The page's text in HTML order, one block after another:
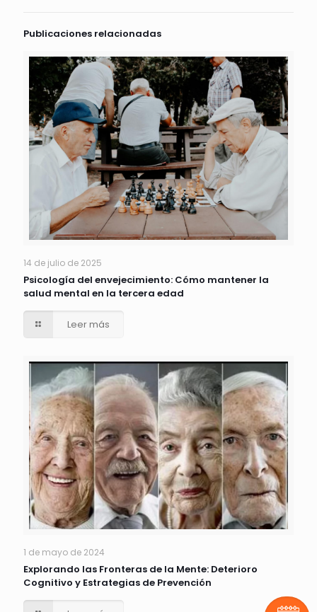
Publicaciones relacionadas
14 de julio de 2025
Psicología del envejecimiento: Cómo mantener la
salud mental en la tercera edad
Leer más
1 de mayo de 2024
Explorando las Fronteras de la Mente: Deterioro
Cognitivo y Estrategias de Prevención